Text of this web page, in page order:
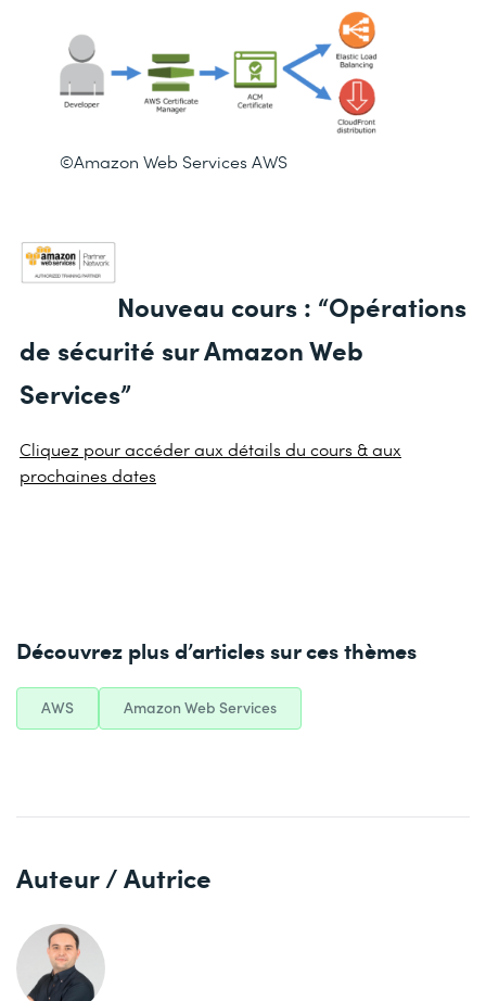
©Amazon Web Services AWS
Nouveau cours : “Opérations
de sécurité sur Amazon Web
Services”
Cliquez pour accéder aux détails du cours & aux
prochaines dates
Découvrez plus d’articles sur ces thèmes
AWS Amazon Web Services
Auteur / Autrice